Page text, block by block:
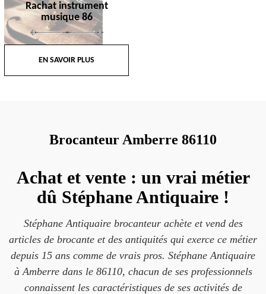
Rachat instrument
musique 86
EN SAVOIR PLUS
Brocanteur Amberre 86110
Achat et vente : un vrai métier
dû Stéphane Antiquaire !
Stéphane Antiquaire brocanteur achète et vend des
articles de brocante et des antiquités qui exerce ce métier
depuis 15 ans comme de vrais pros. Stéphane Antiquaire
à Amberre dans le 86110, chacun de ses professionnels
connaissent les caractéristiques de ses activités de